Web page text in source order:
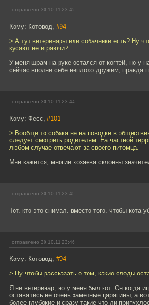
отправлено 30.10.11 23:42
Кому: Котовод, #94
> А тут ветеринары или собачники есть? Ну
кусают не играючи?
У меня шрам на руке остался от когтей, но у
сейчас вполне себе неплохо дружим, правда
отправлено 30.10.11 23:44
Кому: Фесс, #101
> Вообще то собака не на поводке в
следует смотреть родителям. На частной
любом случае отвечают за своего питомца.
Мне кажется, многие хозяева склонны
отправлено 30.10.11 23:45
Тот, кто это снимал, вместо того, чтобы кота
отправлено 30.10.11 23:46
Кому: Котовод, #94
> Ну чтобы рассказать о том, какие следы
Я не ветеринар, но у меня был кот. Он когда
оставались не очень заметные царапины, а
более глубокие и сразу такие что ли